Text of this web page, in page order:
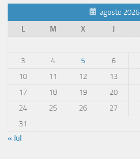
agosto 2026
L
M X J
3
4 5 6
10
11 12 13
17
18 19 20
24
25 26 27
31
« Jul